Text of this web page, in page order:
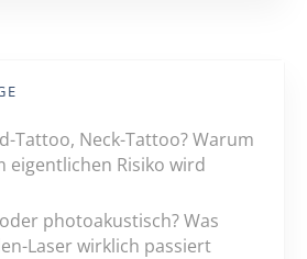
Tattoo, Neck-Tattoo? Warum
eigentlichen Risiko wird
photoakustisch? Was
Laser wirklich passiert